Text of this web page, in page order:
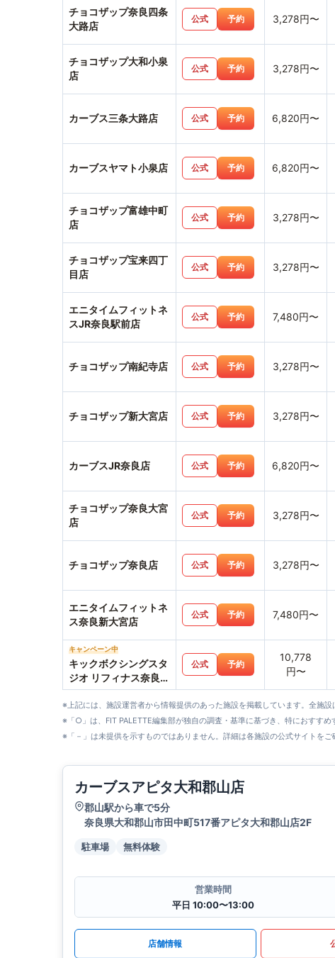
チョコザップ奈良四条
大路店
公式 予約 3,278円〜
チョコザップ大和小泉
店
公式 予約 3,278円〜
カーブス三条大路店 公式 予約 6,820円〜
カーブスヤマト小泉店 公式 予約 6,820円〜
チョコザップ富雄中町
店
公式 予約 3,278円〜
チョコザップ宝来四丁
目店
公式 予約 3,278円〜
エニタイムフィットネ
スJR奈良駅前店
公式 予約 7,480円〜
チョコザップ南紀寺店 公式 予約 3,278円〜
チョコザップ新大宮店 公式 予約 3,278円〜
カーブスJR奈良店 公式 予約 6,820円〜
チョコザップ奈良大宮
店
公式 予約 3,278円〜
チョコザップ奈良店 公式 予約 3,278円〜
エニタイムフィットネ
ス奈良新大宮店
公式 予約 7,480円〜
キャンペーン中
キックボクシングスタ
ジオ リフィナス奈良西
大寺店
公式 予約
10,778
円〜
※上記には、施設運営者から情報提供のあった施設を掲載しています。全施設
※「○」は、FIT PALETTE編集部が独自の調査・基準に基づき、特におすすめ
※「－」は未提供を示すものではありません。詳細は各施設の公式サイトをご
カーブスアピタ大和郡山店
郡山駅から車で5分
奈良県大和郡山市田中町517番アピタ大和郡山店2F
駐車場 無料体験
営業時間
平日 10:00〜13:00
店舗情報